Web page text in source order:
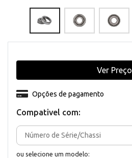
Compativel com:
ou selecione um modelo:
Opções de pagamento
Ver Preço